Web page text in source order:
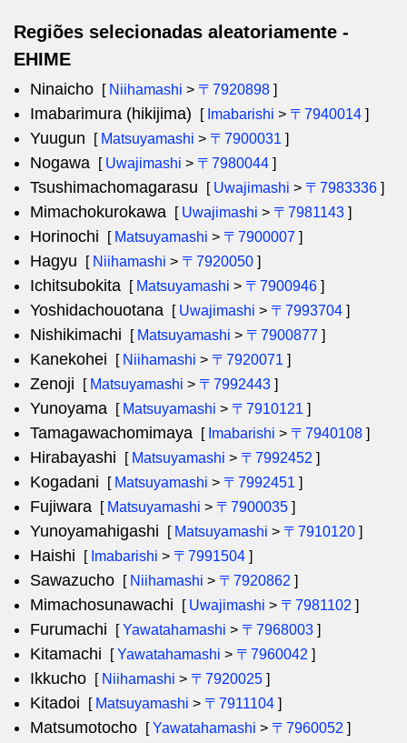
Regiões selecionadas aleatoriamente -
EHIME
Ninaicho [ Niihamashi > 〒7920898 ]
Imabarimura (hikijima) [ Imabarishi > 〒7940014 ]
Yuugun [ Matsuyamashi > 〒7900031 ]
Nogawa [ Uwajimashi > 〒7980044 ]
Tsushimachomagarasu [ Uwajimashi > 〒7983336 ]
Mimachokurokawa [ Uwajimashi > 〒7981143 ]
Horinochi [ Matsuyamashi > 〒7900007 ]
Hagyu [ Niihamashi > 〒7920050 ]
Ichitsubokita [ Matsuyamashi > 〒7900946 ]
Yoshidachouotana [ Uwajimashi > 〒7993704 ]
Nishikimachi [ Matsuyamashi > 〒7900877 ]
Kanekohei [ Niihamashi > 〒7920071 ]
Zenoji [ Matsuyamashi > 〒7992443 ]
Yunoyama [ Matsuyamashi > 〒7910121 ]
Tamagawachomimaya [ Imabarishi > 〒7940108 ]
Hirabayashi [ Matsuyamashi > 〒7992452 ]
Kogadani [ Matsuyamashi > 〒7992451 ]
Fujiwara [ Matsuyamashi > 〒7900035 ]
Yunoyamahigashi [ Matsuyamashi > 〒7910120 ]
Haishi [ Imabarishi > 〒7991504 ]
Sawazucho [ Niihamashi > 〒7920862 ]
Mimachosunawachi [ Uwajimashi > 〒7981102 ]
Furumachi [Yawatahamashi > 〒7968003 ]
Kitamachi [Yawatahamashi > 〒7960042 ]
Ikkucho [ Niihamashi > 〒7920025 ]
Kitadoi [ Matsuyamashi > 〒7911104 ]
Matsumotocho [Yawatahamashi > 〒7960052 ]